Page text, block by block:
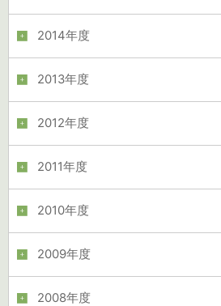
2014年度
2013年度
2012年度
2011年度
2010年度
2009年度
2008年度